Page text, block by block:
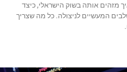
מזהים אותה בשוק הישראלי, כיצד
המעשיים לניצולה. כל מה שצריך